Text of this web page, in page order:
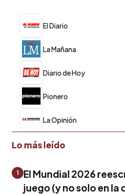
El Diario
La Mañana
Diario de Hoy
Pionero
La Opinión
Lo más leído
1
El Mundial 2026
juego (y no solo en la